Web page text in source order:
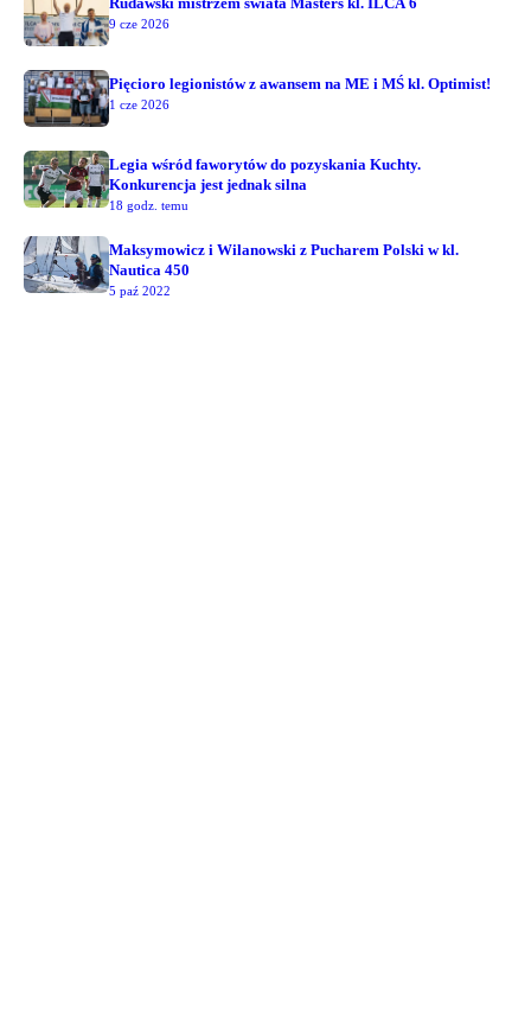
9 cze 2026
Pięcioro legionistów z awansem na ME i MŚ kl. Optimist!
1 cze 2026
Legia wśród faworytów do pozyskania Kuchty.
Konkurencja jest jednak silna
18 godz. temu
Maksymowicz i Wilanowski z Pucharem Polski w kl.
Nautica 450
5 paź 2022